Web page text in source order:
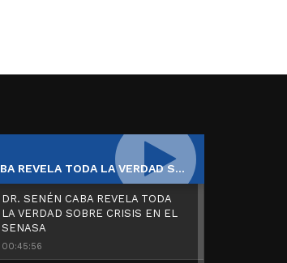
DR. SENÉN CABA REVELA TODA LA VERDAD SOBRE CRISIS EN EL SENASA
DR. SENÉN CABA REVELA TODA
LA VERDAD SOBRE CRISIS EN EL
SENASA
00:45:56